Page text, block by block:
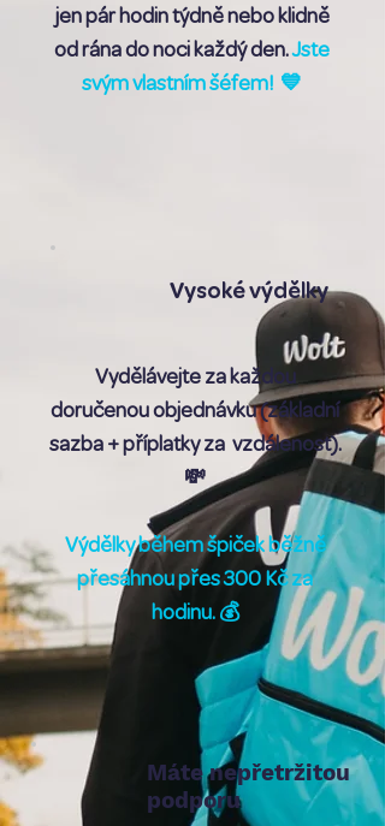
jen pár hodin týdně nebo klidně
od rána do noci každý den.Jste
svým vlastním šéfem! 💙
Vysoké výdělky
Vydělávejte za každou
doručenou objednávku (základní
sazba + příplatky za vzdálenost).
💸
Výdělky během špiček běžně
přesáhnou přes 300 Kč za
hodinu. 💰
Máte nepřetržitou
podporu